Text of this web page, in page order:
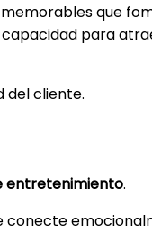
que
para
del cliente.
entretenimiento.
conecte